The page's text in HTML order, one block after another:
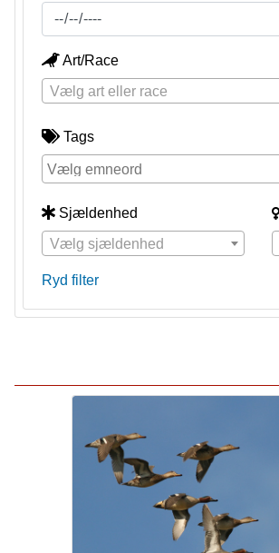
Art/Race
Vælg art eller race
Tags
Sjældenhed
Vælg sjældenhed
Ryd filter